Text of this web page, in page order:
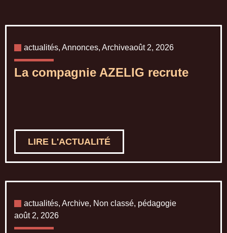
actualités, Annonces, Archiveaoût 2, 2026
La compagnie AZELIG recrute
LIRE L'ACTUALITÉ
actualités, Archive, Non classé, pédagogie
août 2, 2026